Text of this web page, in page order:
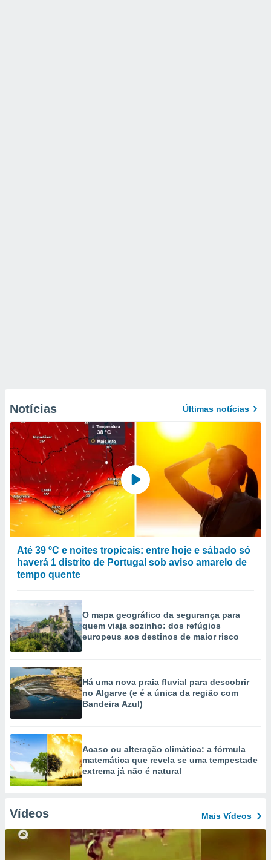
Notícias Últimas notícias
Até 39 ºC e noites tropicais: entre hoje e sábado só
haverá 1 distrito de Portugal sob aviso amarelo de
tempo quente
O mapa geográfico da segurança para
quem viaja sozinho: dos refúgios
europeus aos destinos de maior risco
Há uma nova praia fluvial para descobrir
no Algarve (e é a única da região com
Bandeira Azul)
Acaso ou alteração climática: a fórmula
matemática que revela se uma tempestade
extrema já não é natural
Vídeos Mais Vídeos